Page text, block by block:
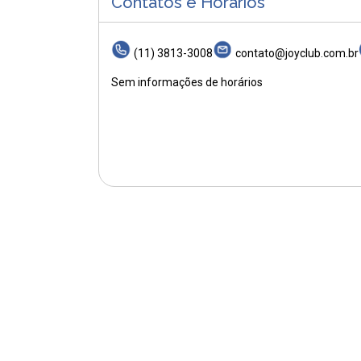
(11) 3813-3008 contato@joyclub.com.br
Sem informações de horários